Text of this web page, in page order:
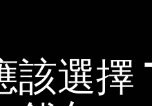
該選擇